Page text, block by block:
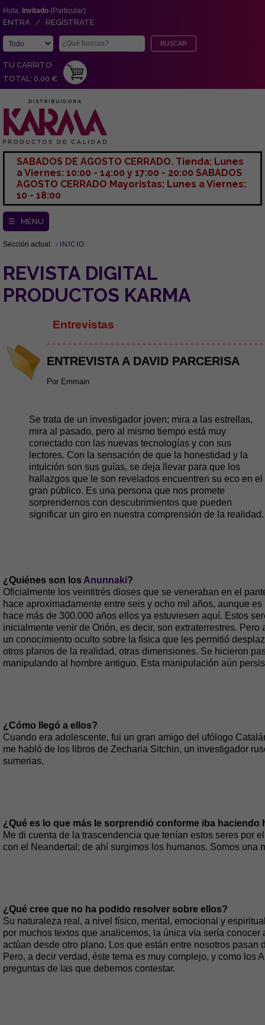
Hola, Invitado (Particular)
ENTRA / REGÍSTRATE
TU CARRITO
TOTAL: 0,00 €
SABADOS DE AGOSTO CERRADO. Tienda: Lunes
a Viernes: 10:00 - 14:00 y 17:00 - 20:00 SABADOS
AGOSTO CERRADO Mayoristas: Lunes a Viernes:
10 - 18:00
☰ MENU
Sección actual: INICIO
REVISTA DIGITAL
PRODUCTOS KARMA
Entrevistas
- - - - - - - - - - - - - - - - - - - - - - - - - - - - - - - - - - - - - - - -
ENTREVISTA A DAVID PARCERISA
Por Emmain
Se trata de un investigador joven; mira a las estrellas,
mira al pasado, pero al mismo tiempo está muy
conectado con las nuevas tecnologías y con sus
lectores. Con la sensación de que la honestidad y la
intuición son sus guías, se deja llevar para que los
hallazgos que le son revelados encuentren su eco en el
gran público. Es una persona que nos promete
sorprendernos con descubrimientos que pueden
significar un giro en nuestra comprensión de la realidad.
¿Quiénes son los Anunnaki?
Oficialmente los veintitrés dioses que se veneraban en el
hace aproximadamente entre seis y ocho mil años, aunque
hace más de 300.000 años ellos ya estuviesen aquí. Estos
inicialmente venir de Orión, es decir, son extraterrestres. Pero
un conocimiento oculto sobre la física que les permitió
otros planos de la realidad, otras dimensiones. Se hicieron
manipulando al hombre antiguo. Esta manipulación aún
¿Cómo llegó a ellos?
Cuando era adolescente, fui un gran amigo del ufólogo
me habló de los libros de Zecharia Sitchin, un investigador
sumerias.
¿Qué es lo que más le sorprendió conforme iba haciendo
Me di cuenta de la trascendencia que tenían estos seres por
con el Neandertal; de ahí surgimos los humanos. Somos una
¿Qué cree que no ha podido resolver sobre ellos?
Su naturaleza real, a nivel físico, mental, emocional y
por muchos textos que analicemos, la única vía sería
actúan desde otro plano. Los que están entre nosotros
Pero, a decir verdad, éste tema es muy complejo, y como los
preguntas de las que debemos contestar.